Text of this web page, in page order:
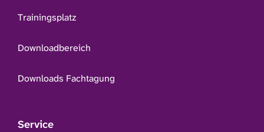
Trainingsplatz
Downloadbereich
Downloads Fachtagung
Service